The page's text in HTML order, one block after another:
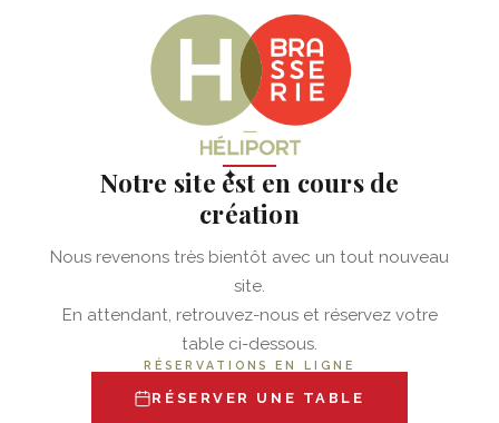
✦
Notre site est en cours de
création
Nous revenons très bientôt avec un tout nouveau
site.
En attendant, retrouvez-nous et réservez votre
table ci-dessous.
RÉSERVATIONS EN LIGNE
RÉSERVER UNE TABLE